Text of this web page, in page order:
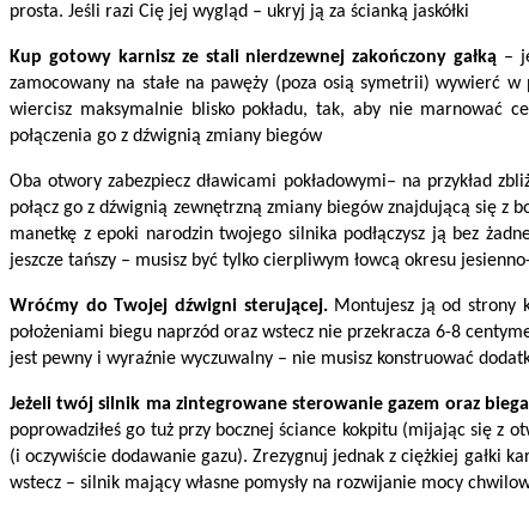
prosta. Jeśli razi Cię jej wygląd – ukryj ją za ścianką jaskółki
Kup gotowy karnisz ze stali nierdzewnej zakończony gałką –
zamocowany na stałe na pawęży (poza osią symetrii) wywierć
wiercisz maksymalnie blisko pokładu, tak, aby nie marnować
połączenia go z dźwignią zmiany biegów
Oba otwory zabezpiecz dławicami pokładowymi– na przykład
połącz go z dźwignią zewnętrzną zmiany biegów znajdującą się
manetkę z epoki narodzin twojego silnika podłączysz ją bez
jeszcze tańszy – musisz być tylko cierpliwym łowcą okresu
Wróćmy do Twojej dźwigni sterującej.Montujesz ją od strony
położeniami biegu naprzód oraz wstecz nie przekracza 6-8
jest pewny i wyraźnie wyczuwalny – nie musisz konstruować
Jeżeli twój silnik ma zintegrowane sterowanie gazem oraz
poprowadziłeś go tuż przy bocznej ściance kokpitu (mijając się z
(i oczywiście dodawanie gazu). Zrezygnuj jednak z ciężkiej gałki
wstecz – silnik mający własne pomysły na rozwijanie mocy